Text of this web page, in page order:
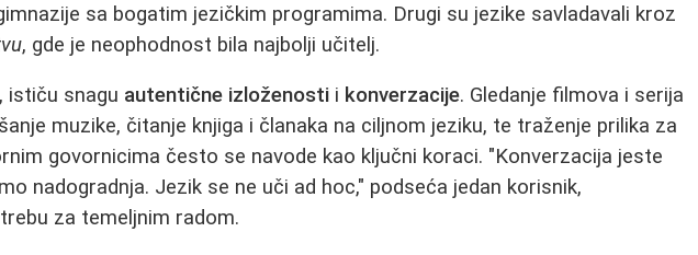
sa bogatim jezičkim programima. Drugi su jezike savladavali kroz
, gde je neophodnost bila najbolji učitelj.
ističu snagu autentične izloženosti i konverzacije. Gledanje filmova i serija
muzike, čitanje knjiga i članaka na ciljnom jeziku, te traženje prilika za
govornicima često se navode kao ključni koraci. "Konverzacija jeste
nadogradnja. Jezik se ne uči ad hoc," podseća jedan korisnik,
za temeljnim radom.